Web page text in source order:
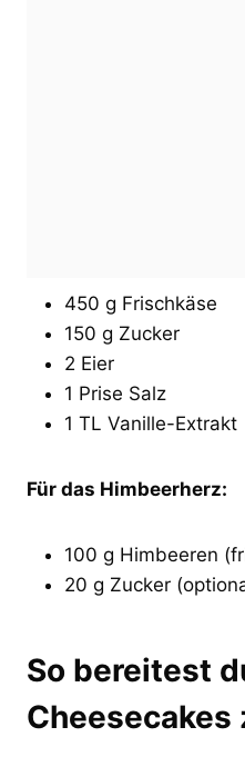
450 g Frischkäse
150 g Zucker
2 Eier
1 Prise Salz
1 TL Vanille-Extrakt
Für das Himbeerherz:
100 g Himbeeren
20 g Zucker
So bereitest
Cheesecakes